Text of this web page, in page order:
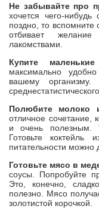
Не забывайте про
хочется чего-
поздно, то
отбивает
лакомствами.
Купите
максимально
вашему
Полюбите молоко
отличное сочетание,
и очень полезным.
Готовьте
питательности можно
Готовьте мясо в
соусы. Попробуйте
Это, конечно,
полезно. Мясо
золотистой корочкой.